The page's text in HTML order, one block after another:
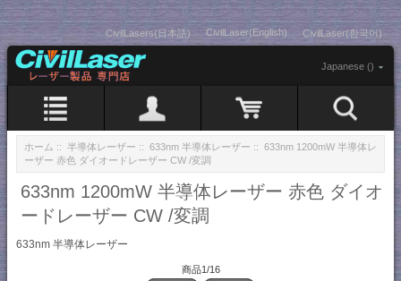
CivilLasers(日本語) CivilLaser(English) CivilLaser(한국어)
Japanese ()
ホーム :: 半導体レーザー :: 633nm 半導体レーザー :: 633nm 1200mW 半導体レ
ーザー 赤色 ダイオードレーザー CW /変調
633nm 1200mW 半導体レーザー 赤色 ダイオ
ードレーザー CW /変調
633nm 半導体レーザー
商品1/16